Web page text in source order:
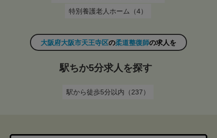
特別養護老人ホーム（4）
大阪府大阪市天王寺区の柔道整復師の求人を
駅ちか5分求人を探す
駅から徒歩5分以内（237）